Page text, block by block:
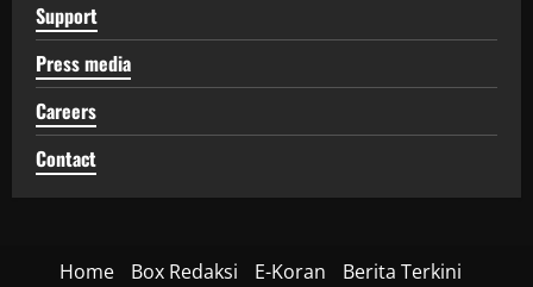
Support
Press media
Careers
Contact
Home Box Redaksi E-Koran
Berita Terkini